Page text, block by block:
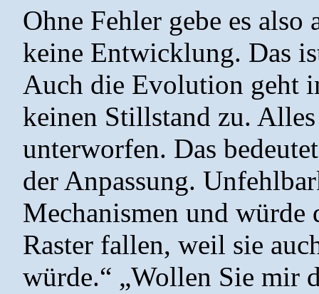
Ohne Fehler gebe es
keine Entwicklung. Das
Auch die Evolution geht
keinen Stillstand zu.
unterworfen. Das
der Anpassung.
Mechanismen und würde
Raster fallen, weil sie
würde.“ „Wollen Sie mir